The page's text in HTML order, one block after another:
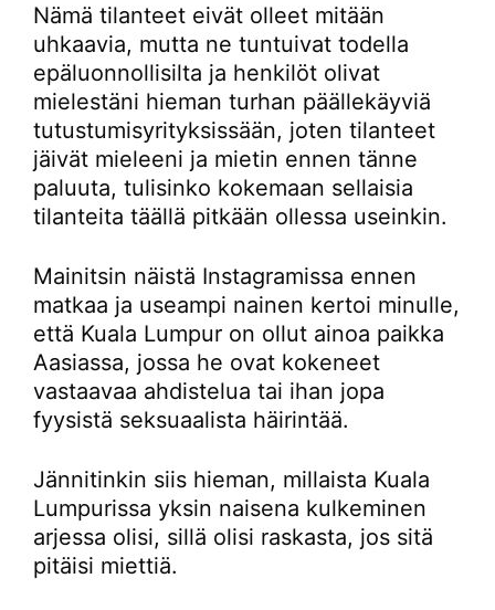
Nämä tilanteet eivät olleet mitään
uhkaavia, mutta ne tuntuivat todella
epäluonnollisilta ja henkilöt olivat
mielestäni hieman turhan päällekäyviä
tutustumisyrityksissään, joten tilanteet
jäivät mieleeni ja mietin ennen tänne
paluuta, tulisinko kokemaan sellaisia
tilanteita täällä pitkään ollessa useinkin.
Mainitsin näistä Instagramissa ennen
matkaa ja useampi nainen kertoi minulle,
että Kuala Lumpur on ollut ainoa paikka
Aasiassa, jossa he ovat kokeneet
vastaavaa ahdistelua tai ihan jopa
fyysistä seksuaalista häirintää.
Jännitinkin siis hieman, millaista Kuala
Lumpurissa yksin naisena kulkeminen
arjessa olisi, sillä olisi raskasta, jos sitä
pitäisi miettiä.